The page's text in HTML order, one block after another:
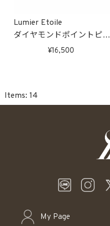
Lumier Etoile
ダイヤモンドポイントピア
ス(ゴールド)16,500
14
My Page